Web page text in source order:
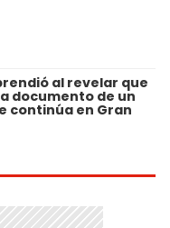
al revelar que
documento de un
continúa en Gran